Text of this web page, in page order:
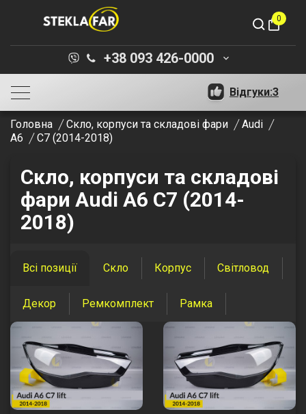
shopping_bag
0
+38 093 426-0000 keyboard_arrow_down
Відгуки:3
Головна Скло, корпуси та складові фари
Audi
A6
C7 (2014-2018)
Скло, корпуси та складові
фари Audi A6 C7 (2014-
2018)
Всі позиції Скло Корпус Світловод
Декор Ремкомплект Рамка